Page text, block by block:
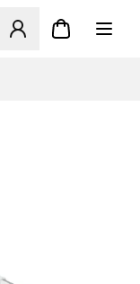
en Modal til at